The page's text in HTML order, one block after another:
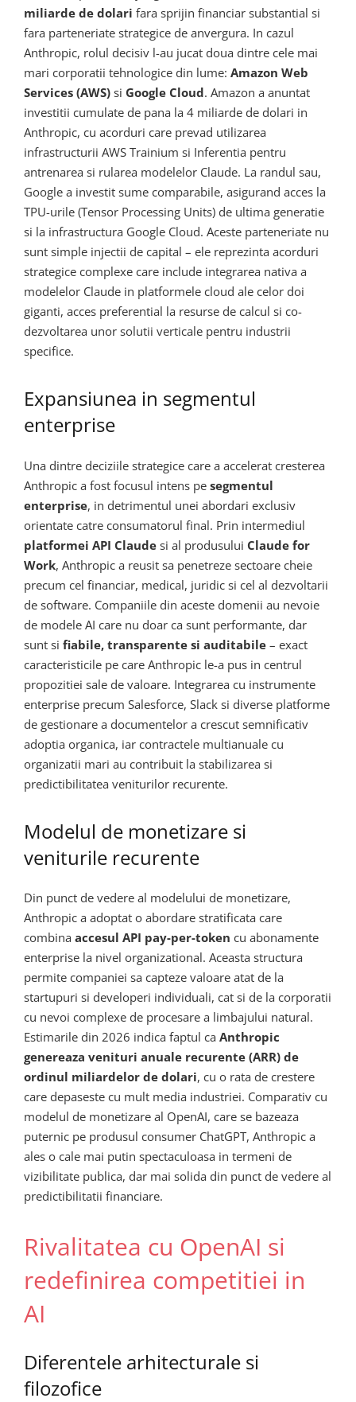
miliarde de dolari fara sprijin financiar substantial si
fara parteneriate strategice de anvergura. In cazul
Anthropic, rolul decisiv l-au jucat doua dintre cele mai
mari corporatii tehnologice din lume: Amazon Web
Services (AWS) si Google Cloud. Amazon a anuntat
investitii cumulate de pana la 4 miliarde de dolari in
Anthropic, cu acorduri care prevad utilizarea
infrastructurii AWS Trainium si Inferentia pentru
antrenarea si rularea modelelor Claude. La randul sau,
Google a investit sume comparabile, asigurand acces la
TPU-urile (Tensor Processing Units) de ultima generatie
si la infrastructura Google Cloud. Aceste parteneriate nu
sunt simple injectii de capital – ele reprezinta acorduri
strategice complexe care include integrarea nativa a
modelelor Claude in platformele cloud ale celor doi
giganti, acces preferential la resurse de calcul si co-
dezvoltarea unor solutii verticale pentru industrii
specifice.
Expansiunea in segmentul
enterprise
Una dintre deciziile strategice care a accelerat cresterea
Anthropic a fost focusul intens pe segmentul
enterprise, in detrimentul unei abordari exclusiv
orientate catre consumatorul final. Prin intermediul
platformei API Claude si al produsului Claude for
Work, Anthropic a reusit sa penetreze sectoare cheie
precum cel financiar, medical, juridic si cel al dezvoltarii
de software. Companiile din aceste domenii au nevoie
de modele AI care nu doar ca sunt performante, dar
sunt si fiabile, transparente si auditabile – exact
caracteristicile pe care Anthropic le-a pus in centrul
propozitiei sale de valoare. Integrarea cu instrumente
enterprise precum Salesforce, Slack si diverse platforme
de gestionare a documentelor a crescut semnificativ
adoptia organica, iar contractele multianuale cu
organizatii mari au contribuit la stabilizarea si
predictibilitatea veniturilor recurente.
Modelul de monetizare si
veniturile recurente
Din punct de vedere al modelului de monetizare,
Anthropic a adoptat o abordare stratificata care
combina accesul API pay-per-token cu abonamente
enterprise la nivel organizational. Aceasta structura
permite companiei sa capteze valoare atat de la
startupuri si developeri individuali, cat si de la corporatii
cu nevoi complexe de procesare a limbajului natural.
Estimarile din 2026 indica faptul ca Anthropic
genereaza venituri anuale recurente (ARR) de
ordinul miliardelor de dolari, cu o rata de crestere
care depaseste cu mult media industriei. Comparativ cu
modelul de monetizare al OpenAI, care se bazeaza
puternic pe produsul consumer ChatGPT, Anthropic a
ales o cale mai putin spectaculoasa in termeni de
vizibilitate publica, dar mai solida din punct de vedere al
predictibilitatii financiare.
Rivalitatea cu OpenAI si
redefinirea competitiei in
AI
Diferentele arhitecturale si
filozofice